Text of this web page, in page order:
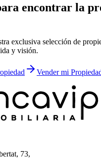
encontrar la
exclusiva selección de
y visión.
Vender mi
73,